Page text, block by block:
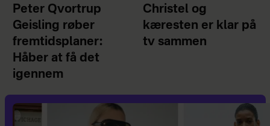
Peter Qvortrup
Geisling røber
fremtidsplaner:
Håber at få det
igennem
Christel og
kæresten er klar på
tv sammen